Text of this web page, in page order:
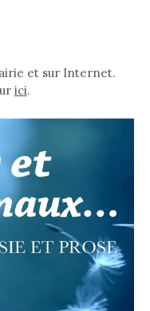
et sur Internet.
ici.